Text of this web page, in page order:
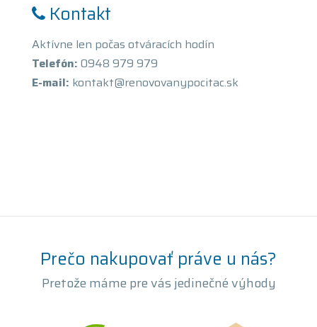
Kontakt
Aktívne len počas otváracích hodín
Telefón: 0948 979 979
E-mail: kontakt@renovovanypocitac.sk
Prečo nakupovať práve u nás?
Pretože máme pre vás jedinečné výhody